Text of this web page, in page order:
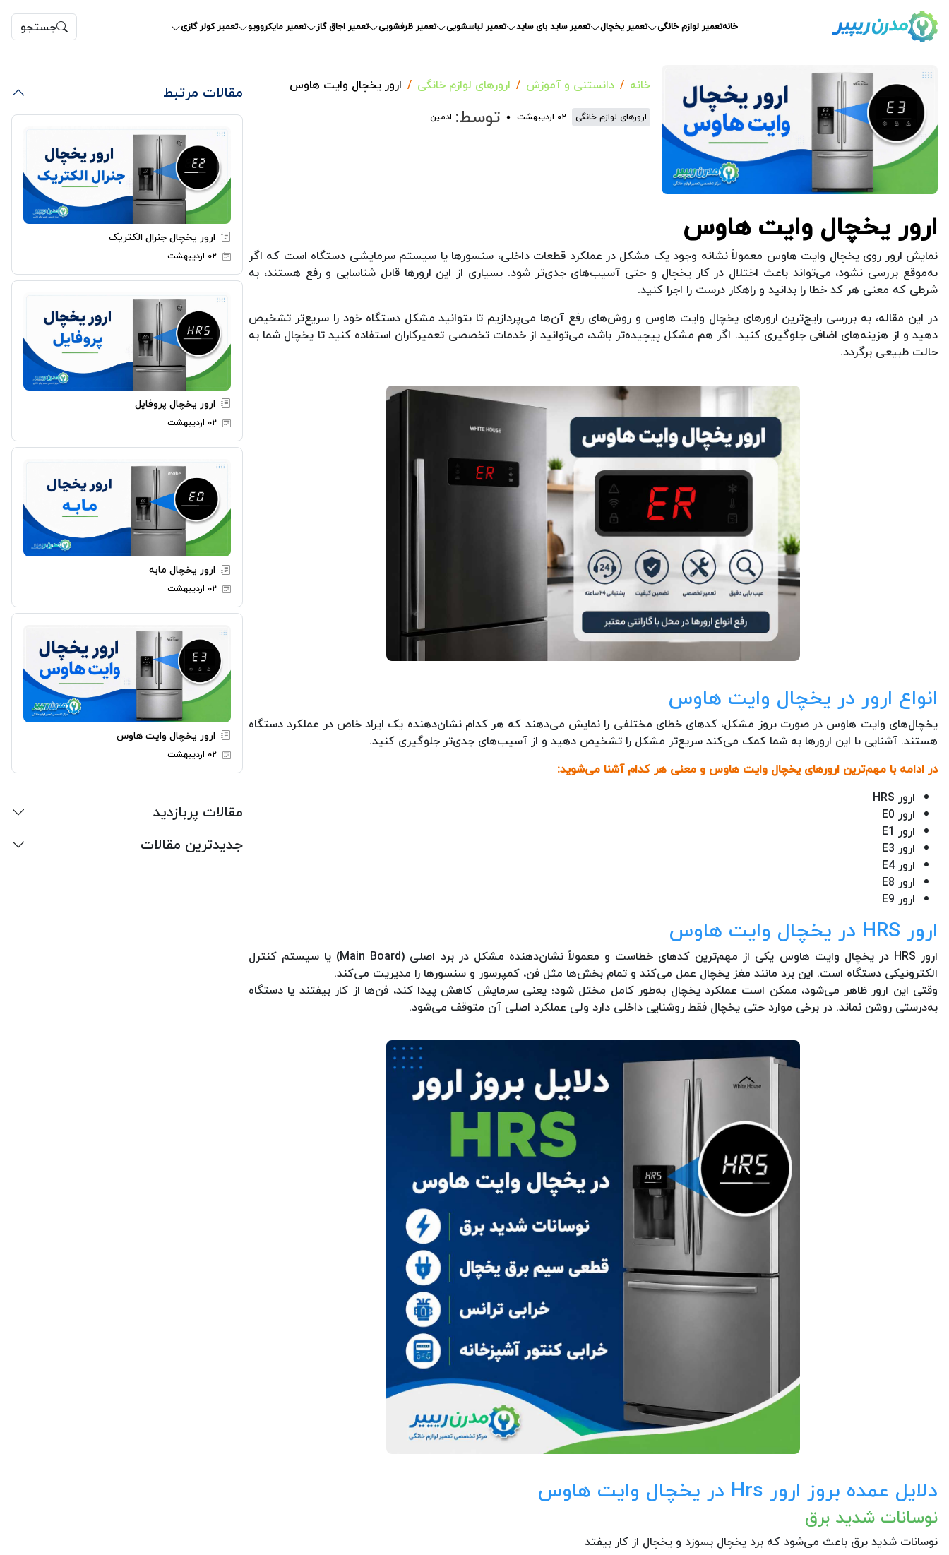
خانهتعمیر لوازم خانگی تعمیر یخچال تعمیر ساید بای ساید تعمیر لباسشویی تعمیر ظرفشویی تعمیر اجاق گاز تعمیر مایکروویو تعمیر کولر گازی جستجو
خانه دانستنی و آموزش ارورهای لوازم خانگی ارور یخچال وایت هاوس
ارورهای لوازم خانگی ۰۲ اردیبهشت توسط: ادمین
ارور یخچال وایت هاوس
نمایش ارور روی یخچال وایت هاوس معمولاً نشانه وجود یک مشکل در عملکرد قطعات داخلی، سنسورها یا سیستم سرمایشی دستگاه است که اگر
به‌موقع بررسی نشود، می‌تواند باعث اختلال در کار یخچال و حتی آسیب‌های جدی‌تر شود. بسیاری از این ارورها قابل شناسایی و رفع هستند، به
شرطی که معنی هر کد خطا را بدانید و راهکار درست را اجرا کنید.
در این مقاله، به بررسی رایج‌ترین ارورهای یخچال وایت هاوس و روش‌های رفع آن‌ها می‌پردازیم تا بتوانید مشکل دستگاه خود را سریع‌تر تشخیص
دهید و از هزینه‌های اضافی جلوگیری کنید. اگر هم مشکل پیچیده‌تر باشد، می‌توانید از خدمات تخصصی تعمیرکاران استفاده کنید تا یخچال شما به
حالت طبیعی برگردد.
انواع ارور در یخچال وایت هاوس
یخچال‌های وایت هاوس در صورت بروز مشکل، کدهای خطای مختلفی را نمایش می‌دهند که هر کدام نشان‌دهنده یک ایراد خاص در عملکرد دستگاه
هستند. آشنایی با این ارورها به شما کمک می‌کند سریع‌تر مشکل را تشخیص دهید و از آسیب‌های جدی‌تر جلوگیری کنید.
در ادامه با مهم‌ترین ارورهای یخچال وایت هاوس و معنی هر کدام آشنا می‌شوید:
ارور HRS
ارور E0
ارور E1
ارور E3
ارور E4
ارور E8
ارور E9
ارور HRS در یخچال وایت هاوس
ارور HRS در یخچال وایت هاوس یکی از مهم‌ترین کدهای خطاست و معمولاً نشان‌دهنده مشکل در برد اصلی (Main Board) یا سیستم کنترل
الکترونیکی دستگاه است. این برد مانند مغز یخچال عمل می‌کند و تمام بخش‌ها مثل فن، کمپرسور و سنسورها را مدیریت می‌کند.
وقتی این ارور ظاهر می‌شود، ممکن است عملکرد یخچال به‌طور کامل مختل شود؛ یعنی سرمایش کاهش پیدا کند، فن‌ها از کار بیفتند یا دستگاه
به‌درستی روشن نماند. در برخی موارد حتی یخچال فقط روشنایی داخلی دارد ولی عملکرد اصلی آن متوقف می‌شود.
دلایل عمده بروز ارور Hrs در یخچال وایت هاوس
نوسانات شدید برق
نوسانات شدید برق باعث می‌شود که برد یخچال بسوزد و یخچال از کار بیفتد
مقالات مرتبط
ارور یخچال جنرال الکتریک
۰۲ اردیبهشت
ارور یخچال پروفایل
۰۲ اردیبهشت
ارور یخچال مابه
۰۲ اردیبهشت
ارور یخچال وایت هاوس
۰۲ اردیبهشت
مقالات پربازدید
جدیدترین مقالات